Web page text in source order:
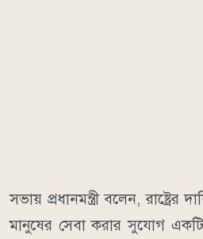
সভায় প্রধানমন্ত্রী বলেন, রাষ্ট্রের
মানুষের সেবা করার সুযোগ